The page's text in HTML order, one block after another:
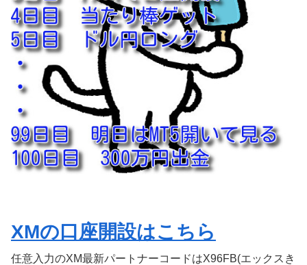
XMの口座開設はこちら
任意入力のXM最新パートナーコードはX96FB(エックスき